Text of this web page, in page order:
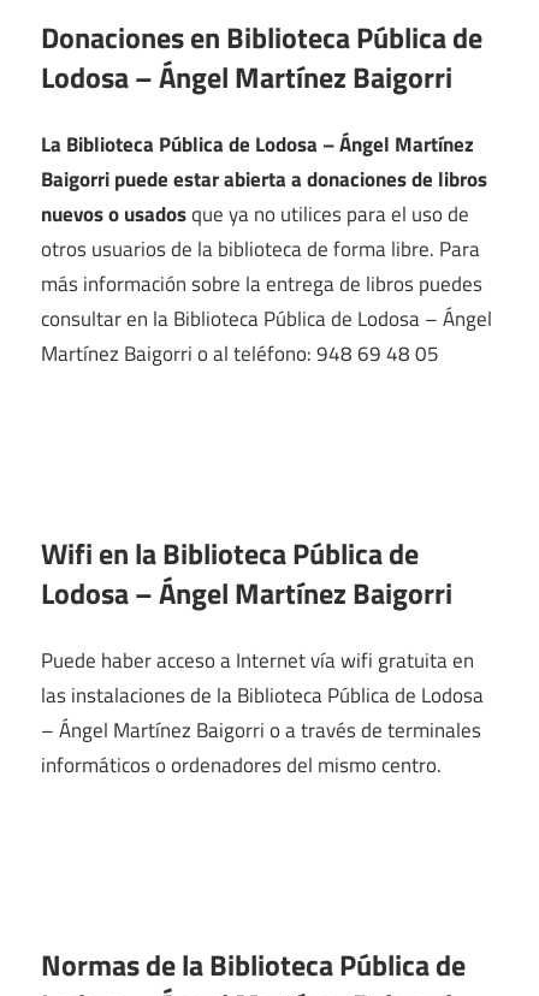
Donaciones en Biblioteca Pública de
Lodosa – Ángel Martínez Baigorri
La Biblioteca Pública de Lodosa – Ángel Martínez
Baigorri puede estar abierta a donaciones de libros
nuevos o usadosque ya no utilices para el uso de
otros usuarios de la biblioteca de forma libre. Para
más información sobre la entrega de libros puedes
consultar en la Biblioteca Pública de Lodosa – Ángel
Martínez Baigorri o al teléfono: 948 69 48 05
Wifi en laBiblioteca Pública de
Lodosa – Ángel Martínez Baigorri
Puede haber acceso a Internet vía wifi gratuita en
las instalaciones de la Biblioteca Pública de Lodosa
– Ángel Martínez Baigorri o a través de terminales
informáticos o ordenadores del mismo centro.
Normas de la Biblioteca Pública de